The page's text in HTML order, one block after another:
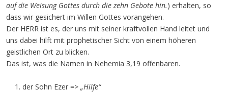
auf die Weisung Gottes durch die zehn Gebote hin.) erhalten, so
dass wir gesichert im Willen Gottes vorangehen.
Der HERR ist es, der uns mit seiner kraftvollen Hand leitet und
uns dabei hilft mit prophetischer Sicht von einem höheren
geistlichen Ort zu blicken.
Das ist, was die Namen in Nehemia 3,19 offenbaren.
der Sohn Ezer => „Hilfe“